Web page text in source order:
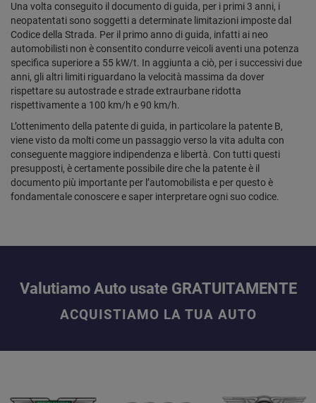
Una volta conseguito il documento di guida, per i primi 3 anni, i
neopatentati sono soggetti a determinate limitazioni imposte dal
Codice della Strada. Per il primo anno di guida, infatti ai neo
automobilisti non è consentito condurre veicoli aventi una potenza
specifica superiore a 55 kW/t. In aggiunta a ciò, per i successivi due
anni, gli altri limiti riguardano la velocità massima da dover
rispettare su autostrade e strade extraurbane ridotta
rispettivamente a 100 km/h e 90 km/h.
L’ottenimento della patente di guida, in particolare la patente B,
viene visto da molti come un passaggio verso la vita adulta con
conseguente maggiore indipendenza e libertà. Con tutti questi
presupposti, è certamente possibile dire che la patente è il
documento più importante per l’automobilista e per questo è
fondamentale conoscere e saper interpretare ogni suo codice.
Valutiamo Auto usate GRATUITAMENTE
ACQUISTIAMO LA TUA AUTO